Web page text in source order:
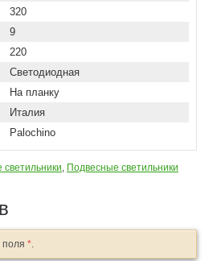
320
9
220
Светодиодная
На планку
Италия
Palochino
, Подвесные светильники
поля *.